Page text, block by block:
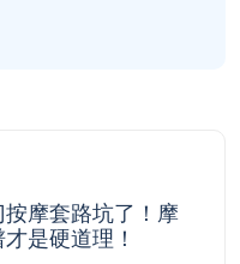
摩套路坑了！摩
是硬道理！